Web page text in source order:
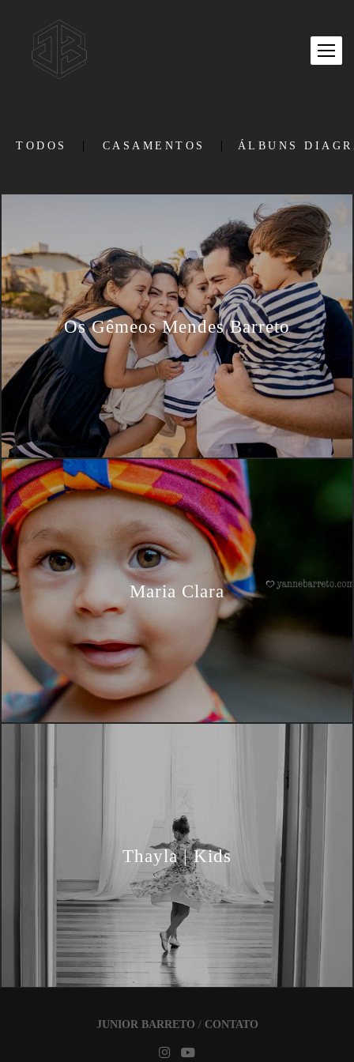
TODOS CASAMENTOS ÁLBUNS
Os Gêmeos Mendes Barreto
Maria Clara
Thayla | Kids
JUNIOR BARRETO / CONTATO